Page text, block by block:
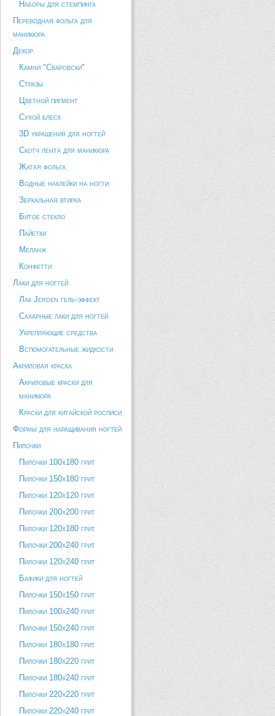
Наборы для стемпинга
Переводная фольга для
маникюра
Декор
Камни "Сваровски"
Стразы
Цветной пигмент
Сухой блеск
3D украшения для ногтей
Скотч лента для маникюра
Жатая фольга
Водные наклейки на ногти
Зеркальная втирка
Битое стекло
Пайетки
Меланж
Конфетти
Лаки для ногтей
Лак Jerden гель-эффект
Сахарные лаки для ногтей
Укрепляющие средства
Вспомогательные жидкости
Акриловая краска
Акриловые краски для
маникюра
Краски для китайской росписи
Формы для наращивания ногтей
Пилочки
Пилочки 100х180 грит
Пилочки 150х180 грит
Пилочки 120х120 грит
Пилочки 200х200 грит
Пилочки 120х180 грит
Пилочки 200х240 грит
Пилочки 120х240 грит
Бафики для ногтей
Пилочки 150х150 грит
Пилочки 100х240 грит
Пилочки 150х240 грит
Пилочки 180х180 грит
Пилочки 180х220 грит
Пилочки 180х240 грит
Пилочки 220х220 грит
Пилочки 220х240 грит